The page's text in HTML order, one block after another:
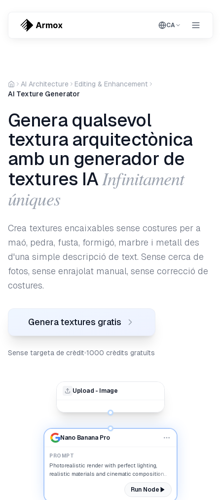
CA
AI Architecture
Editing & Enhancement
AI Texture Generator
Genera qualsevol
textura arquitectònica
amb un generador de
textures IA Infinitament
úniques
Crea textures encaixables sense costures per a
maó, pedra, fusta, formigó, marbre i metall des
d'una simple descripció de text. Sense cerca de
fotos, sense enrajolat manual, sense correcció de
costures.
Genera textures gratis
Sense targeta de crèdit 1000 crèdits gratuïts
Upload - Image
Nano Banana Pro
PROMPT
Photorealistic render with perfect lighting,
realistic materials and cinematic composition...
Run Node